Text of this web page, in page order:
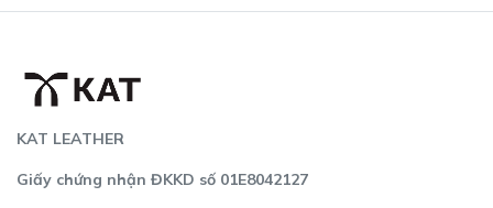
KAT LEATHER
Giấy chứng nhận ĐKKD số 01E8042127